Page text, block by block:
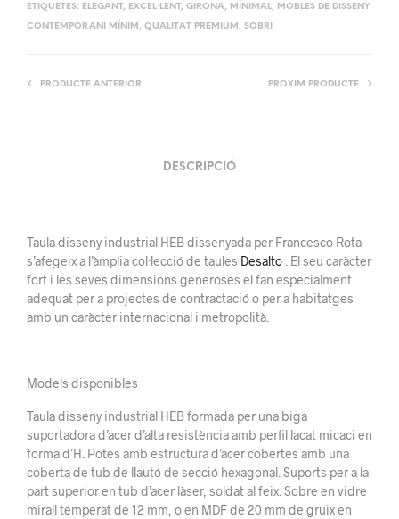
ETIQUETES: ELEGANT, EXCEL·LENT, GIRONA, MÍNIMAL, MOBLES DE DISSENY
CONTEMPORANI MÍNIM , QUALITAT PREMIUM , SOBRI
PRODUCTE ANTERIOR PRÒXIM PRODUCTE
DESCRIPCIÓ
Taula disseny industrial HEB dissenyada per Francesco Rota
s’afegeix a l’àmplia col·lecció de taules Desalto . El seu caràcter
fort i les seves dimensions generoses el fan especialment
adequat per a projectes de contractació o per a habitatges
amb un caràcter internacional i metropolità.
Models disponibles
Taula disseny industrial HEB formada per una biga
suportadora d’acer d’alta resistència amb perfil lacat micaci en
forma d’H. Potes amb estructura d’acer cobertes amb una
coberta de tub de llautó de secció hexagonal. Suports per a la
part superior en tub d’acer làser, soldat al feix. Sobre en vidre
mirall temperat de 12 mm, o en MDF de 20 mm de gruix en